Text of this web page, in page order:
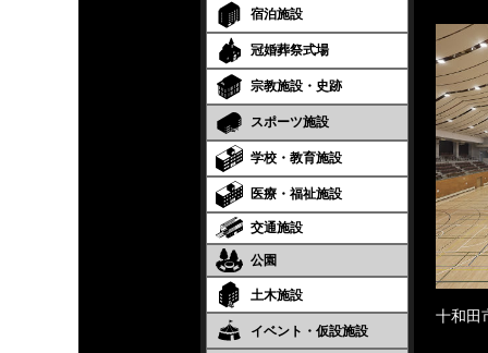
宿泊施設
冠婚葬祭式場
宗教施設・史跡
スポーツ施設
学校・教育施設
医療・福祉施設
交通施設
公園
土木施設
イベント・仮設施設
十和田